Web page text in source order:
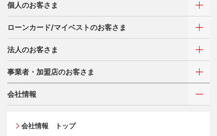
個人のお客さま
カードをつくるトップ
三菱UFJカード
三菱UFJカード ゴールド
三菱UFJカード・プラチナ・アメリカン・エキスプレス
®・カード
オンライン入会申し込みの流れ
三菱UFJニコスが選ばれる理由
お役立ち情報 mycard
ローンカード/マイベストのお客さま
ご利用・お支払い方法
ATMネットワーク
借入時残高スライドリボルビング方式
各種照会・お手続き
法人のお客さま
特典・サービス
事業者・加盟店のお客さま
新規契約をご希望のお客さま
会社情報
会社情報 トップ